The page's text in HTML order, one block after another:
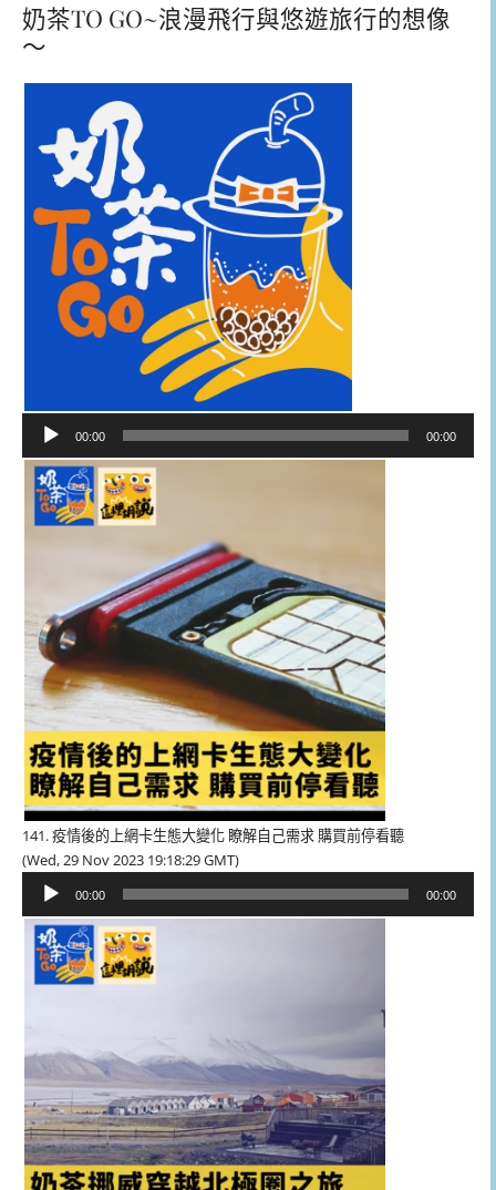
奶茶TO GO~浪漫飛行與悠遊旅行的想像
～
播
器
00:00 00:00
141. 疫情後的上網卡生態大變化 瞭解自己需求 購買前停看聽
(Wed, 29 Nov 2023 19:18:29 GMT)
播
器
00:00 00:00